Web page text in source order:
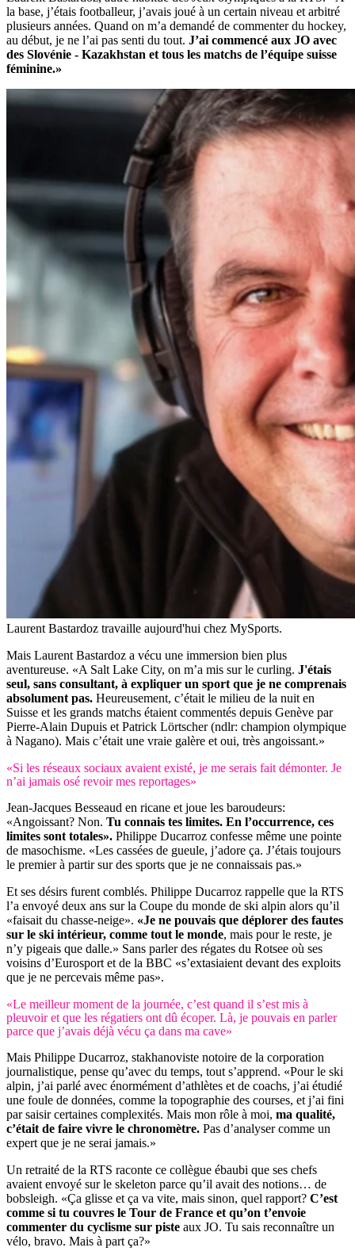
la base, j’étais footballeur, j’avais joué à un certain niveau et arbitré
plusieurs années. Quand on m’a demandé de commenter du hockey,
au début, je ne l’ai pas senti du tout. J’ai commencé aux JO avec
des Slovénie - Kazakhstan et tous les matchs de l’équipe suisse
féminine.»
Laurent Bastardoz travaille aujourd'hui chez MySports.
Mais Laurent Bastardoz a vécu une immersion bien plus
aventureuse. «A Salt Lake City, on m’a mis sur le curling. J'étais
seul, sans consultant, à expliquer un sport que je ne comprenais
absolument pas. Heureusement, c’était le milieu de la nuit en
Suisse et les grands matchs étaient commentés depuis Genève par
Pierre-Alain Dupuis et Patrick Lörtscher (ndlr: champion olympique
à Nagano). Mais c’était une vraie galère et oui, très angoissant.»
«Si les réseaux sociaux avaient existé, je me serais fait démonter. Je
n’ai jamais osé revoir mes reportages»
Jean-Jacques Besseaud en ricane et joue les baroudeurs:
«Angoissant? Non. Tu connais tes limites. En l’occurrence, ces
limites sont totales». Philippe Ducarroz confesse même une pointe
de masochisme. «Les cassées de gueule, j’adore ça. J’étais toujours
le premier à partir sur des sports que je ne connaissais pas.»
Et ses désirs furent comblés. Philippe Ducarroz rappelle que la RTS
l’a envoyé deux ans sur la Coupe du monde de ski alpin alors qu’il
«faisait du chasse-neige». «Je ne pouvais que déplorer des fautes
sur le ski intérieur, comme tout le monde, mais pour le reste, je
n’y pigeais que dalle.» Sans parler des régates du Rotsee où ses
voisins d’Eurosport et de la BBC «s’extasiaient devant des exploits
que je ne percevais même pas».
«Le meilleur moment de la journée, c’est quand il s’est mis à
pleuvoir et que les régatiers ont dû écoper. Là, je pouvais en parler
parce que j’avais déjà vécu ça dans ma cave»
Mais Philippe Ducarroz, stakhanoviste notoire de la corporation
journalistique, pense qu’avec du temps, tout s’apprend. «Pour le ski
alpin, j’ai parlé avec énormément d’athlètes et de coachs, j’ai étudié
une foule de données, comme la topographie des courses, et j’ai fini
par saisir certaines complexités. Mais mon rôle à moi, ma qualité,
c’était de faire vivre le chronomètre. Pas d’analyser comme un
expert que je ne serai jamais.»
Un retraité de la RTS raconte ce collègue ébaubi que ses chefs
avaient envoyé sur le skeleton parce qu’il avait des notions… de
bobsleigh. «Ça glisse et ça va vite, mais sinon, quel rapport? C’est
comme si tu couvres le Tour de France et qu’on t’envoie
commenter du cyclisme sur piste aux JO. Tu sais reconnaître un
vélo, bravo. Mais à part ça?»